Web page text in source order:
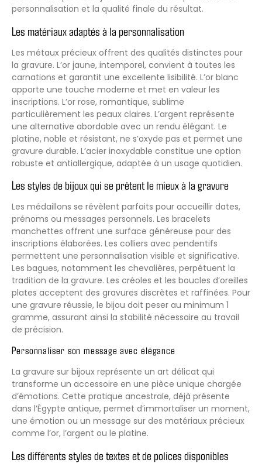
personnalisation et la qualité finale du résultat.
Les matériaux adaptés à la personnalisation
Les métaux précieux offrent des qualités distinctes pour
la gravure. L’or jaune, intemporel, convient à toutes les
carnations et garantit une excellente lisibilité. L’or blanc
apporte une touche moderne et met en valeur les
inscriptions. L’or rose, romantique, sublime
particulièrement les peaux claires. L’argent représente
une alternative abordable avec un rendu élégant. Le
platine, noble et résistant, ne s’oxyde pas et permet une
gravure durable. L’acier inoxydable constitue une option
robuste et antiallergique, adaptée à un usage quotidien.
Les styles de bijoux qui se prêtent le mieux à la gravure
Les médaillons se révèlent parfaits pour accueillir dates,
prénoms ou messages personnels. Les bracelets
manchettes offrent une surface généreuse pour des
inscriptions élaborées. Les colliers avec pendentifs
permettent une personnalisation visible et significative.
Les bagues, notamment les chevalières, perpétuent la
tradition de la gravure. Les créoles et les boucles d’oreilles
plates acceptent des gravures discrètes et raffinées. Pour
une gravure réussie, le bijou doit peser au minimum 1
gramme, assurant ainsi la stabilité nécessaire au travail
de précision.
Personnaliser son message avec élégance
La gravure sur bijoux représente un art délicat qui
transforme un accessoire en une pièce unique chargée
d’émotions. Cette pratique ancestrale, déjà présente
dans l’Égypte antique, permet d’immortaliser un moment,
une émotion ou un message sur des matériaux précieux
comme l’or, l’argent ou le platine.
Les différents styles de textes et de polices disponibles